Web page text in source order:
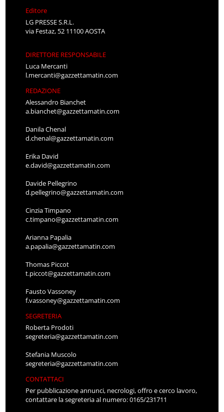
Editore
LG PRESSE S.R.L.
via Festaz, 52 11100 AOSTA
DIRETTORE RESPONSABILE
Luca Mercanti
l.mercanti@gazzettamatin.com
REDAZIONE
Alessandro Bianchet
a.bianchet@gazzettamatin.com
Danila Chenal
d.chenal@gazzettamatin.com
Erika David
e.david@gazzettamatin.com
Davide Pellegrino
d.pellegrino@gazzettamatin.com
Cinzia Timpano
c.timpano@gazzettamatin.com
Arianna Papalia
a.papalia@gazzettamatin.com
Thomas Piccot
t.piccot@gazzettamatin.com
Fausto Vassoney
f.vassoney@gazzettamatin.com
SEGRETERIA
Roberta Prodoti
segreteria@gazzettamatin.com
Stefania Muscolo
segreteria@gazzettamatin.com
CONTATTACI
Per pubblicazione annunci, necrologi, offro e cerco lavoro,
contattare la segreteria al numero: 0165/231711